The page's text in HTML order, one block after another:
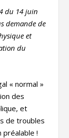
du 14 juin
demande de
et
du
« normal »
des
et
de troubles
préalable !